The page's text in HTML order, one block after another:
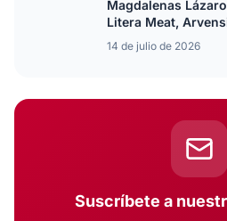
Magdalenas
Litera Meat,
14 de julio de 2026
Suscríbete a